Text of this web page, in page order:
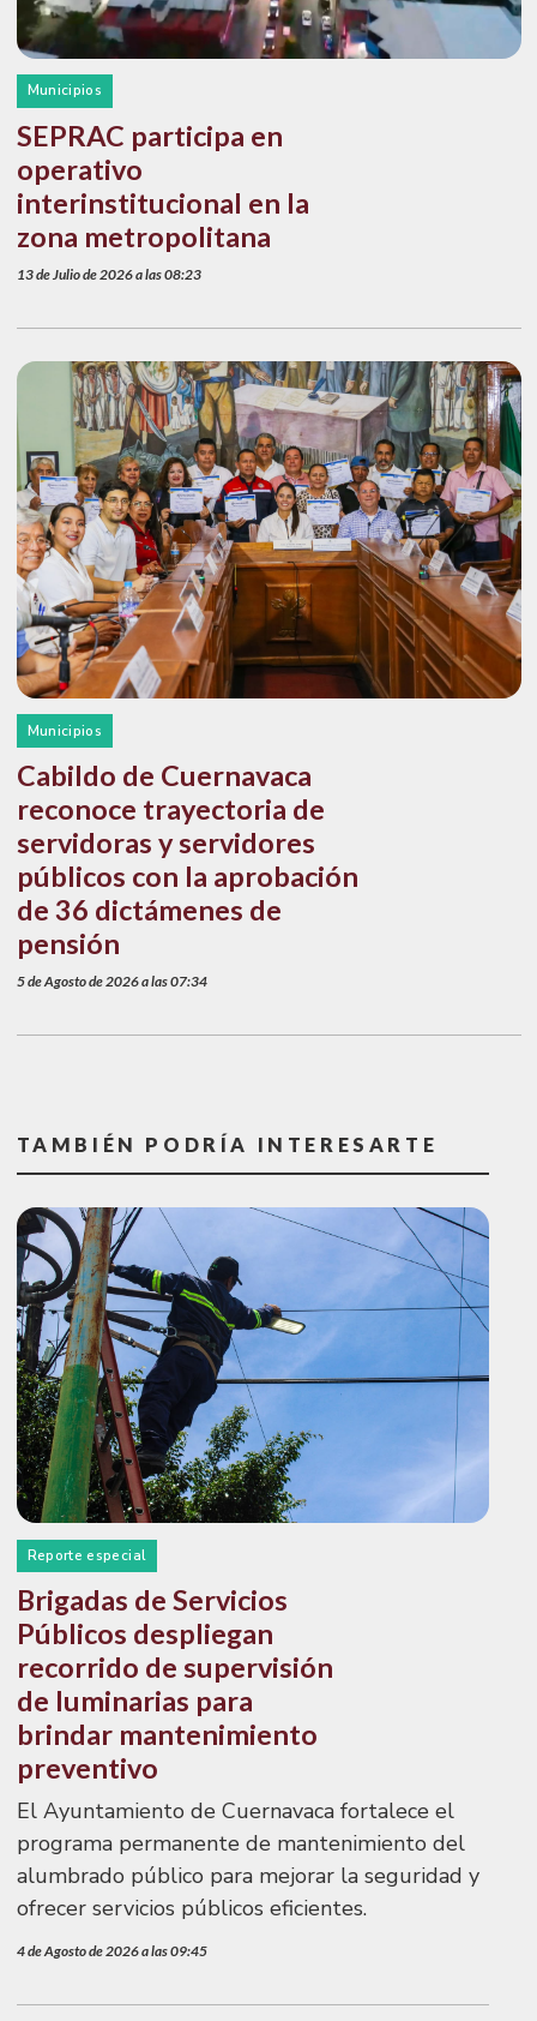
Municipios
SEPRAC participa en
operativo
interinstitucional en la
zona metropolitana
13 de Julio de 2026 a las 08:23
Municipios
Cabildo de Cuernavaca
reconoce trayectoria de
servidoras y servidores
públicos con la aprobación
de 36 dictámenes de
pensión
5 de Agosto de 2026 a las 07:34
TAMBIÉN PODRÍA INTERESARTE
Reporte especial
Brigadas de Servicios
Públicos despliegan
recorrido de supervisión
de luminarias para
brindar mantenimiento
preventivo
El Ayuntamiento de Cuernavaca fortalece el
programa permanente de mantenimiento del
alumbrado público para mejorar la seguridad y
ofrecer servicios públicos eficientes.
4 de Agosto de 2026 a las 09:45